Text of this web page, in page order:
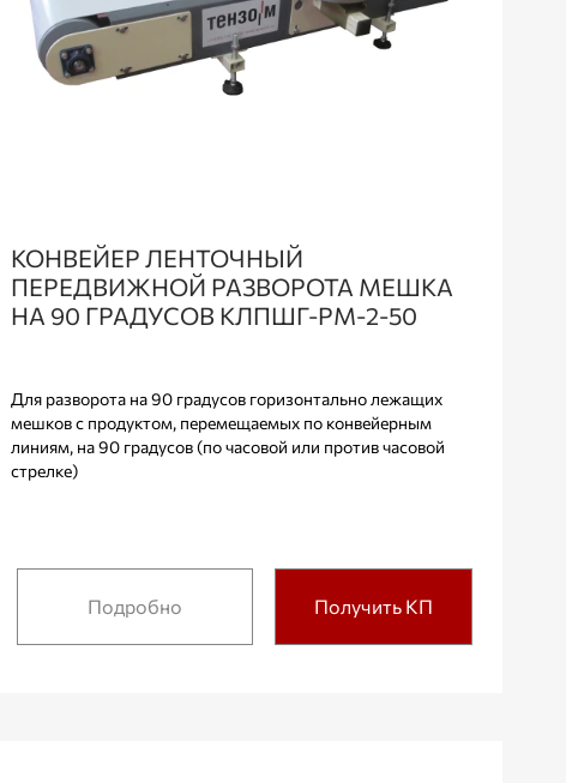
КОНВЕЙЕР ЛЕНТОЧНЫЙ
ПЕРЕДВИЖНОЙ РАЗВОРОТА МЕШКА
НА 90 ГРАДУСОВ КЛПШГ-РМ-2-50
Для разворота на 90 градусов горизонтально лежащих
мешков с продуктом, перемещаемых по конвейерным
линиям, на 90 градусов (по часовой или против часовой
стрелке)
Подробно Получить КП